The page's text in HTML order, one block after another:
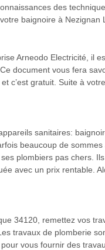
des
baignoire à Nezignan
Arneodo Electricité, il
document vous fera
c’est gratuit. Suite à
sanitaires:
beaucoup de
plombiers pas chers.
avec un prix rentable.
34120, remettez vos
travaux de plomberie
vous fournir des